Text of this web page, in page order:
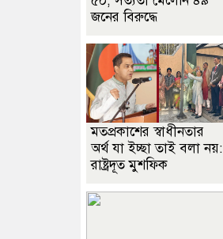
জনের বিরুদ্ধে
মতপ্রকাশের স্বাধীনতার
অর্থ যা ইচ্ছা তাই বলা নয়:
রাষ্ট্রদূত মুশফিক